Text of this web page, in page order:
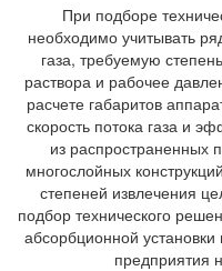
При подборе
необходимо учитывать
газа, требуемую
раствора и рабочее
расчете габаритов
скорость потока газа и
из распространенных
многослойных
степеней извлечения
подбор технического
абсорбционной установки
предприятия